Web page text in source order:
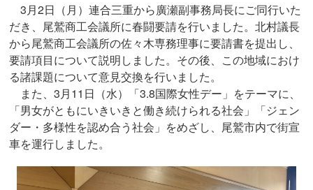
3月2日（月）連合三重から廣瀬副事務局長にご同行いた
だき、尾鷲商工会議所に春闘要請を行いました。北村議長
から尾鷲商工会議所の佐々木専務理事に要請書を提出し、
要請項目について説明しました。その後、この地域におけ
る諸課題について意見交換を行いました。
また、3月11日（水）「3.8国際女性デー」をテーマに、
「男女がともにいきいきと働き続けられる社会」「ジェン
ダー・多様性を認め合う社会」をめざし、尾鷲市内で街宣
車を運行しました。